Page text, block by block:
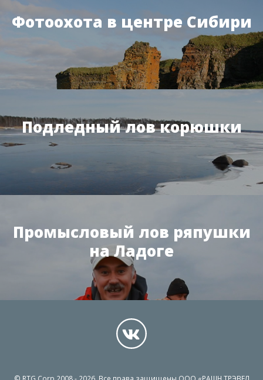
Фотоохота в центре Сибири
Подледный лов корюшки
Промысловый лов ряпушки
на Ладоге